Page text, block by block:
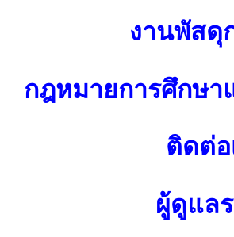
งานพัสดุ
กฎหมายการศึกษ
ติดต่อ
ผู้ดูแล